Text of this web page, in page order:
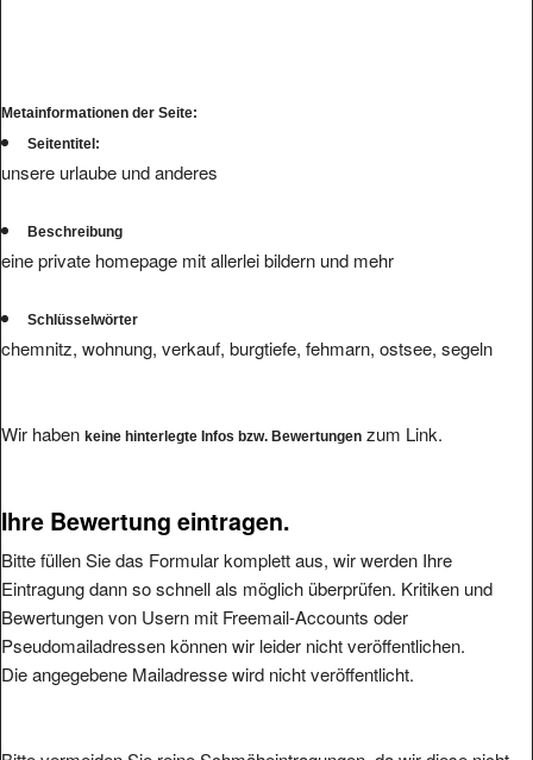
Metainformationen der Seite:
Seitentitel:
unsere urlaube und anderes
Beschreibung
eine private homepage mit allerlei bildern und mehr
Schlüsselwörter
chemnitz, wohnung, verkauf, burgtiefe, fehmarn, ostsee, segeln
Wir haben keine hinterlegte Infos bzw. Bewertungen zum Link.
Ihre Bewertung eintragen.
Bitte füllen Sie das Formular komplett aus, wir werden Ihre
Eintragung dann so schnell als möglich überprüfen. Kritiken und
Bewertungen von Usern mit Freemail-Accounts oder
Pseudomailadressen können wir leider nicht veröffentlichen.
Die angegebene Mailadresse wird nicht veröffentlicht.